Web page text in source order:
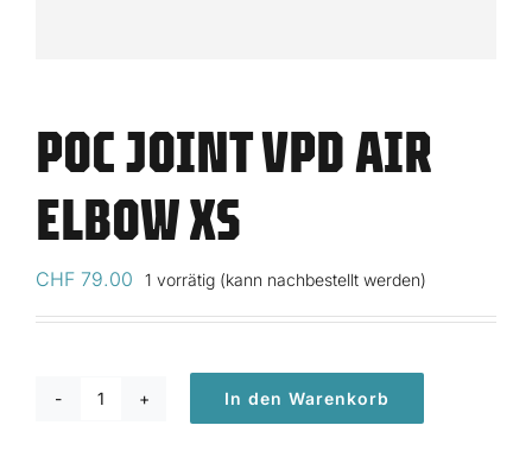
POC JOINT VPD AIR
ELBOW XS
CHF 79.00 1 vorrätig (kann nachbestellt werden)
POC
In den Warenkorb